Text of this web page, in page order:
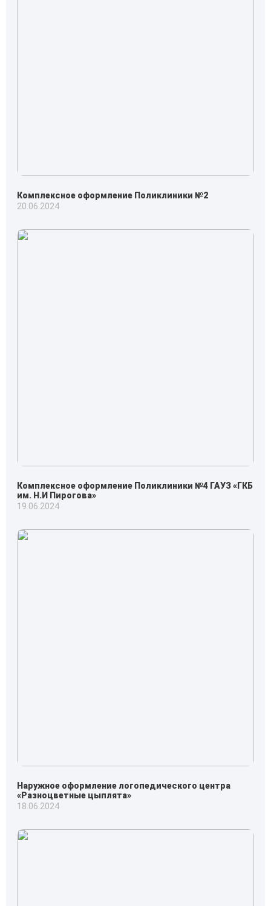
Комплексное оформление Поликлиники №2
20.06.2024
Комплексное оформление Поликлиники №4 ГАУЗ «ГКБ
им. Н.И Пирогова»
19.06.2024
Наружное оформление логопедического центра
«Разноцветные цыплята»
18.06.2024